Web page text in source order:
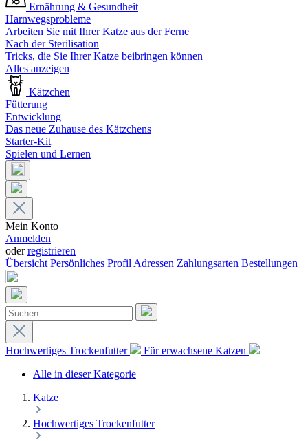
Ernährung & Gesundheit
Harnwegsprobleme
Arbeiten Sie mit Ihrer Katze aus der Ferne
Nach der Sterilisation
Tricks, die Sie Ihrer Katze beibringen können
Alles anzeigen
Kätzchen
Fütterung
Entwicklung
Das neue Zuhause des Kätzchens
Starter-Kit
Spielen und Lernen
Mein Konto
Anmelden
oderregistrieren
Übersicht Persönliches Profil Adressen Zahlungsarten Bestellungen
Hochwertiges Trockenfutter
Für erwachsene Katzen
Alle in dieser Kategorie
Katze
Hochwertiges Trockenfutter